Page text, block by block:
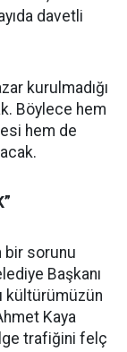
davetli
kurulmadığı
Böylece hem
hem de
bir sorunu
Başkanı
kültürümüzün
Kaya
trafiğini felç